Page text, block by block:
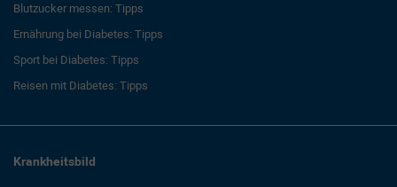
Blutzucker messen: Tipps
Ernährung bei Diabetes: Tipps
Sport bei Diabetes: Tipps
Reisen mit Diabetes: Tipps
Krankheitsbild